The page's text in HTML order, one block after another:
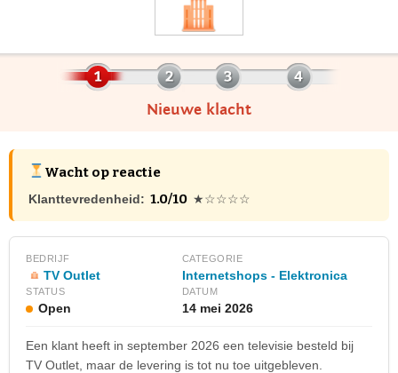
Nieuwe klacht
Wacht op reactie
Klanttevredenheid: 1.0/10 ★☆☆☆☆
BEDRIJF
TV Outlet
CATEGORIE
Internetshops - Elektronica
STATUS
Open
DATUM
14 mei 2026
Een klant heeft in september 2026 een televisie besteld bij
TV Outlet, maar de levering is tot nu toe uitgebleven.